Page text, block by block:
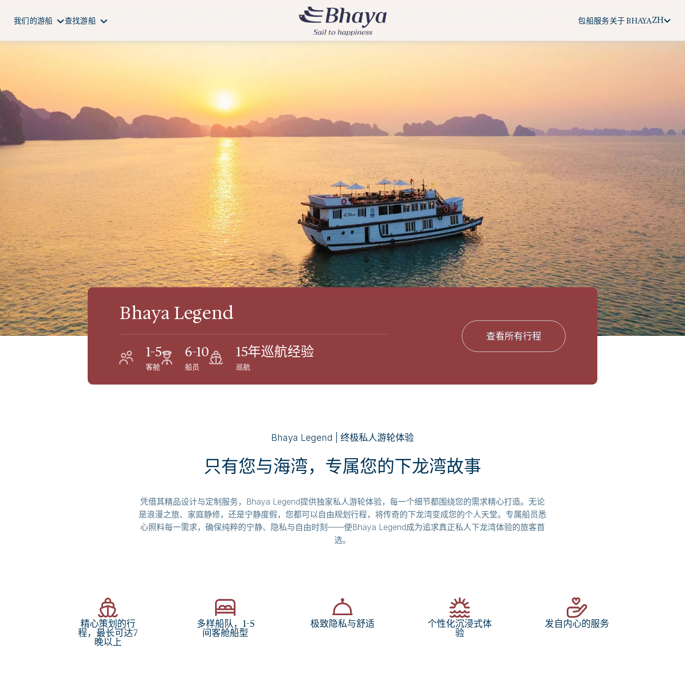
我们的游船 查找游船 包船服务关于 BHAYAZH
Bhaya Legend
1-5
客舱
6-10
船员
15年巡航经验
巡航
查看所有行程
Bhaya Legend | 终极私人游轮体验
只有您与海湾，专属您的下龙湾故事
凭借其精品设计与定制服务，Bhaya Legend提供独家私人游轮体验，每一个细节都围绕您的需求精心打造。无论
是浪漫之旅、家庭静修，还是宁静度假，您都可以自由规划行程，将传奇的下龙湾变成您的个人天堂。专属船员悉
心照料每一需求，确保纯粹的宁静、隐私与自由时刻——使Bhaya Legend成为追求真正私人下龙湾体验的旅客首
选。
精心策划的行
程，最长可达7
晚以上
多样船队，1-5
间客舱船型
极致隐私与舒适 个性化沉浸式体
验
发自内心的服务